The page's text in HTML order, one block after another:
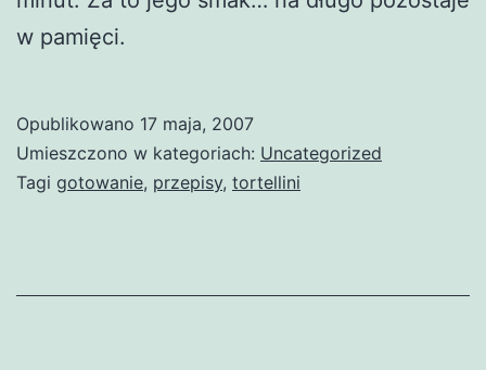
w pamięci.
Opublikowano 17 maja, 2007
Umieszczono w kategoriach: Uncategorized
Tagi gotowanie, przepisy, tortellini